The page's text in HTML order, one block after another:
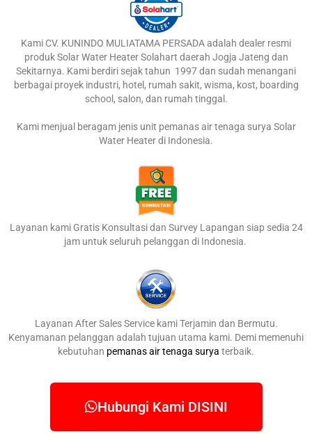
Kami CV. KUNINDO MULIATAMA PERSADA adalah dealer resmi
produk Solar Water Heater Solahart daerah Jogja Jateng dan
Sekitarnya. Kami berdiri sejak tahun 1997 dan sudah menangani
berbagai proyek industri, hotel, rumah sakit, wisma, kost, boarding
school, salon, dan rumah tinggal.
Kami menjual beragam jenis unit pemanas air tenaga surya Solar
Water Heater di Indonesia.
Layanan kami Gratis Konsultasi dan Survey Lapangan siap sedia 24
jam untuk seluruh pelanggan di Indonesia.
Layanan After Sales Service kami Terjamin dan Bermutu.
Kenyamanan pelanggan adalah tujuan utama kami. Demi memenuhi
kebutuhan pemanas air tenaga surya terbaik.
Hubungi Kami DISINI